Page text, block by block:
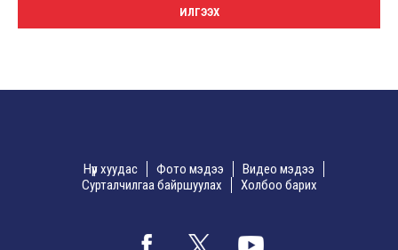
Нүүр хуудас Фото мэдээ
Видео мэдээ
Сурталчилгаа байршуулах
Холбоо барих